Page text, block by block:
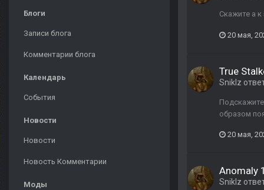
Блоги
Записи блога
Комментарии блога
Календарь
События
Новости
Новости
Новость Комментарии
Моды
Скажите а
20 мая,
True
Sniklz
образом
20 мая,
Anomaly
Sniklz